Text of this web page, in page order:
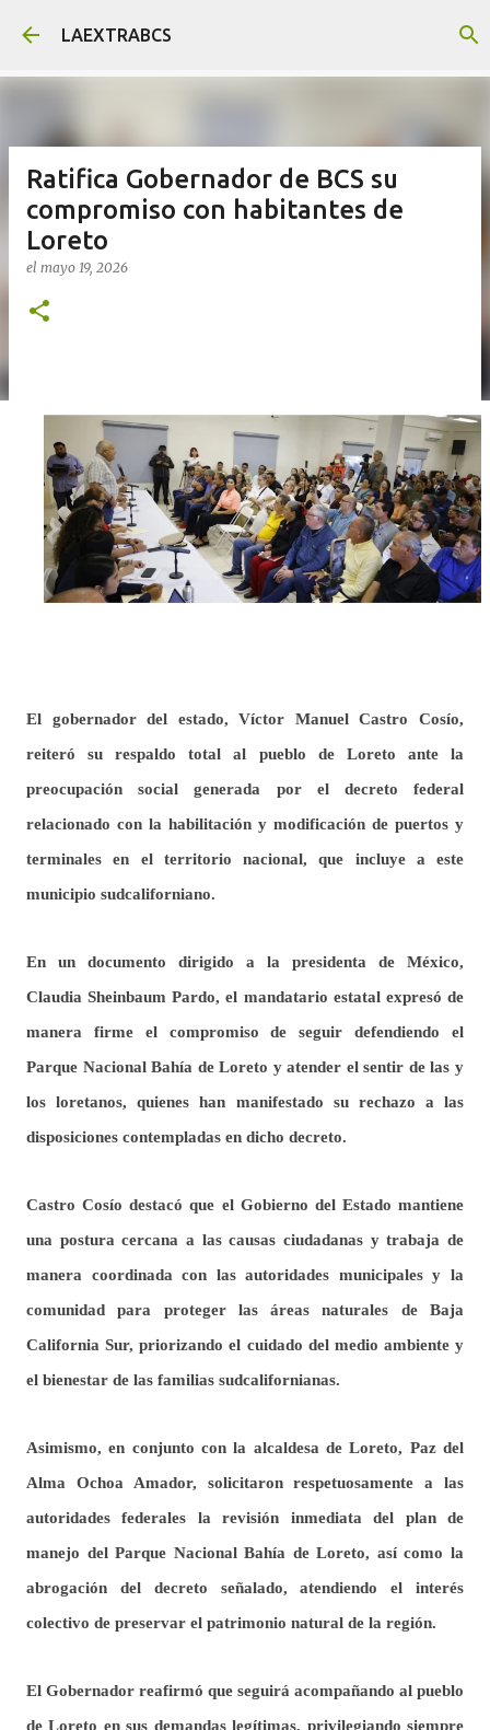
Ir al contenido principal
LAEXTRABCS
Ratifica Gobernador de BCS su
compromiso con habitantes de
Loreto
el mayo 19, 2026
El gobernador del estado, Víctor Manuel Castro Cosío,
reiteró su respaldo total al pueblo de Loreto ante la
preocupación social generada por el decreto federal
relacionado con la habilitación y modificación de puertos y
terminales en el territorio nacional, que incluye a este
municipio sudcaliforniano.
En un documento dirigido a la presidenta de México,
ClaudiaSheinbaum Pardo, el mandatario estatal expresó de
manera firme el compromiso de seguir defendiendo el
Parque Nacional Bahía de Loreto y atender el sentir de las y
los loretanos, quienes han manifestado su rechazo a las
disposiciones contempladas en dicho decreto.
Castro Cosío destacó que el Gobierno del Estado mantiene
una postura cercana a las causas ciudadanas y trabaja de
manera coordinada con las autoridades municipales y la
comunidad para proteger las áreas naturales de Baja
California Sur, priorizando el cuidado del medio ambiente y
el bienestar de las familias sudcalifornianas.
Asimismo, en conjunto con la alcaldesa de Loreto, Paz del
Alma Ochoa Amador, solicitaron respetuosamente a las
autoridades federales la revisión inmediata del plan de
manejo del Parque Nacional Bahía de Loreto, así como la
abrogación del decreto señalado, atendiendo el interés
colectivo de preservar el patrimonio natural de la región.
El Gobernador reafirmó que seguirá acompañando al pueblo
de Loreto en sus demandas legítimas, privilegiando siempre